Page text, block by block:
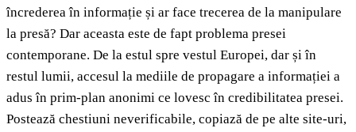
încrederea în informație și ar face trecerea de la manipulare
la presă? Dar aceasta este de fapt problema presei
contemporane. De la estul spre vestul Europei, dar și în
restul lumii, accesul la mediile de propagare a informației a
adus în prim-plan anonimi ce lovesc în credibilitatea presei.
Postează chestiuni neverificabile, copiază de pe alte site-uri,